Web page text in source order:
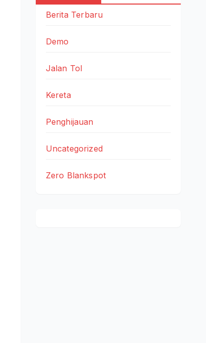
Berita Terbaru
Demo
Jalan Tol
Kereta
Penghijauan
Uncategorized
Zero Blankspot